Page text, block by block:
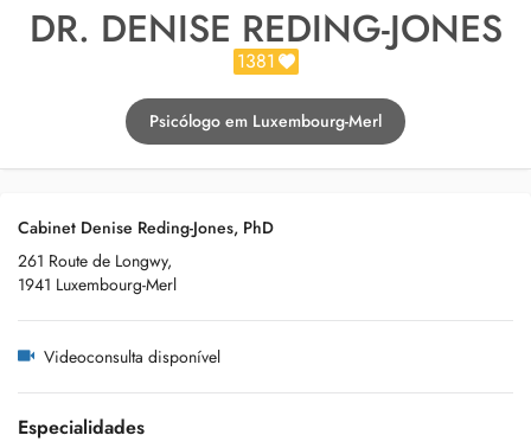
DR. DENISE REDING-JONES
1381
Psicólogo em Luxembourg-Merl
Cabinet Denise Reding-Jones, PhD
261 Route de Longwy,
1941 Luxembourg-Merl
Videoconsulta disponível
Especialidades